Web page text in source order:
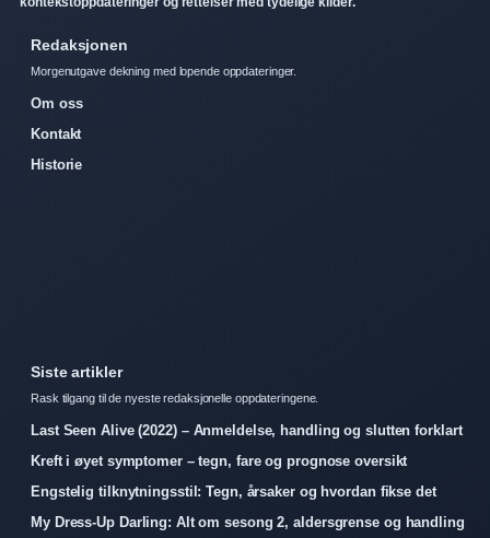
Redaksjonen
Morgenutgave dekning med lopende oppdateringer.
Om oss
Kontakt
Historie
Siste artikler
Rask tilgang til de nyeste redaksjonelle oppdateringene.
Last Seen Alive (2022) – Anmeldelse, handling og slutten forklart
Kreft i øyet symptomer – tegn, fare og prognose oversikt
Engstelig tilknytningsstil: Tegn, årsaker og hvordan fikse det
My Dress-Up Darling: Alt om sesong 2, aldersgrense og handling